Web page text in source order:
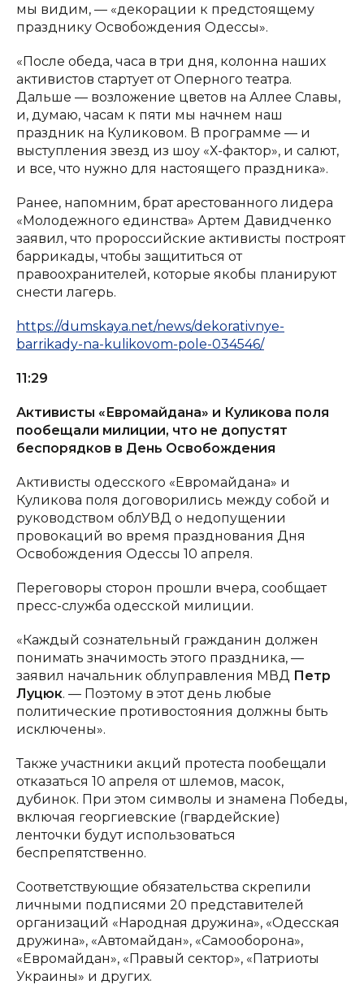
мы видим, — «декорации к предстоящему
празднику Освобождения Одессы».
«После обеда, часа в три дня, колонна наших
активистов стартует от Оперного театра.
Дальше — возложение цветов на Аллее Славы,
и, думаю, часам к пяти мы начнем наш
праздник на Куликовом. В программе — и
выступления звезд из шоу «Х-фактор», и салют,
и все, что нужно для настоящего праздника».
Ранее, напомним, брат арестованного лидера
«Молодежного единства» Артем Давидченко
заявил, что пророссийские активисты построят
баррикады, чтобы защититься от
правоохранителей, которые якобы планируют
снести лагерь.
https://dumskaya.net/news/dekorativnye-
barrikady-na-kulikovom-pole-034546/
11:29
Активисты «Евромайдана» и Куликова поля
пообещали милиции, что не допустят
беспорядков в День Освобождения
Активисты одесского «Евромайдана» и
Куликова поля договорились между собой и
руководством облУВД о недопущении
провокаций во время празднования Дня
Освобождения Одессы 10 апреля.
Переговоры сторон прошли вчера, сообщает
пресс-служба одесской милиции.
«Каждый сознательный гражданин должен
понимать значимость этого праздника, —
заявил начальник облуправления МВД Петр
Луцюк. — Поэтому в этот день любые
политические противостояния должны быть
исключены».
Также участники акций протеста пообещали
отказаться 10 апреля от шлемов, масок,
дубинок. При этом символы и знамена Победы,
включая георгиевские (гвардейские)
ленточки будут использоваться
беспрепятственно.
Соответствующие обязательства скрепили
личными подписями 20 представителей
организаций «Народная дружина», «Одесская
дружина», «Автомайдан», «Самооборона»,
«Евромайдан», «Правый сектор», «Патриоты
Украины» и других.